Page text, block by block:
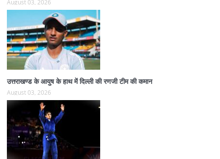
August 03, 2026
उत्तराखण्ड के आयुष के हाथ में दिल्ली की रणजी टीम की कमान
August 03, 2026